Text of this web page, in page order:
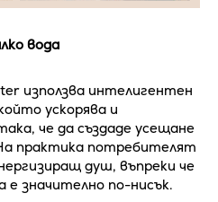
вода
използва интелигентен
ускорява и
че да създаде усещане
практика потребителят
душ, въпреки че
е значително по-нисък.